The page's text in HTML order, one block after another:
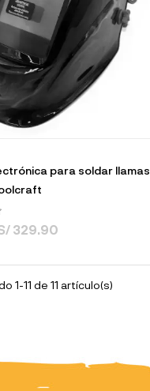
para soldar llamas
329.90
1-11 de 11 artículo(s)